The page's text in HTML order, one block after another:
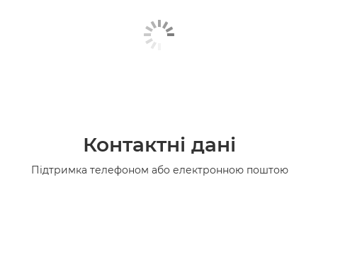
Контактні дані
Підтримка телефоном або електронною поштою